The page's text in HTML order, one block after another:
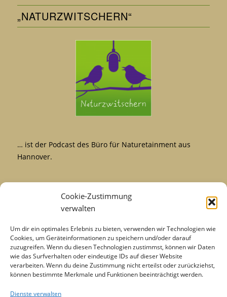
Cookie-Zustimmung
verwalten
Um dir ein optimales Erlebnis zu bieten, verwenden wir Technologien wie
Cookies, um Geräteinformationen zu speichern und/oder darauf
zuzugreifen. Wenn du diesen Technologien zustimmst, können wir Daten
wie das Surfverhalten oder eindeutige IDs auf dieser Website
verarbeiten. Wenn du deine Zustimmung nicht erteilst oder zurückziehst,
können bestimmte Merkmale und Funktionen beeinträchtigt werden.
Dienste verwalten
„NATURZWITSCHERN“
… ist der Podcast des Büro für Naturetainment aus
Hannover.